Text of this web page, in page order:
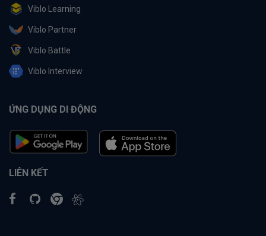
Viblo Learning
Viblo Partner
Viblo Battle
Viblo Interview
ỨNG DỤNG DI ĐỘNG
LIÊN KẾT